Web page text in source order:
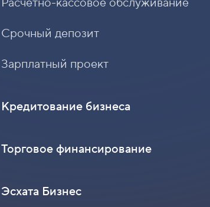
Срочный депозит
Зарплатный проект
Кредитование бизнеса
Торговое финансирование
Эсхата Бизнес